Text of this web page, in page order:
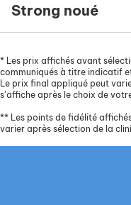
Strong noué
* Les prix affichés avant
communiqués à titre indicatif
Le prix final appliqué peut
s’affiche après le choix de
** Les points de fidélité
varier après sélection de la